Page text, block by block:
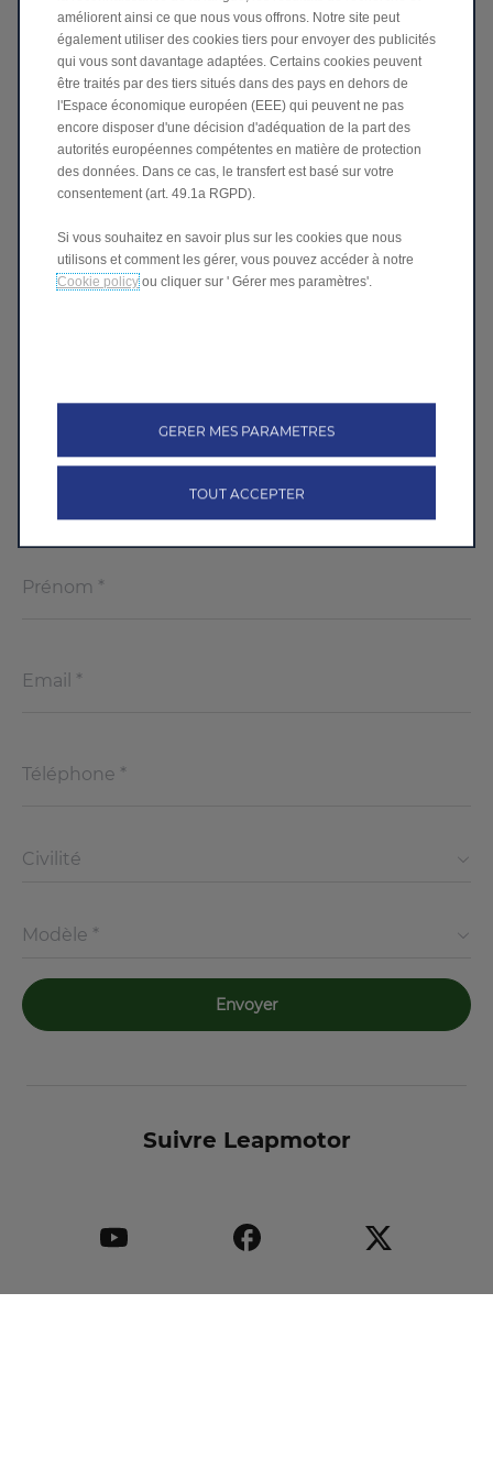
Demandez une offre à
Civilité
Modèle *
Envoyer
Suivre Leapmotor
améliorent ainsi ce que nous vous offrons. Notre site peut
également utiliser des cookies tiers pour envoyer des publicités
qui vous sont davantage adaptées. Certains cookies peuvent
être traités par des tiers situés dans des pays en dehors de
l'Espace économique européen (EEE) qui peuvent ne pas
encore disposer d'une décision d'adéquation de la part des
autorités européennes compétentes en matière de protection
des données. Dans ce cas, le transfert est basé sur votre
consentement (art. 49.1a RGPD).
Si vous souhaitez en savoir plus sur les cookies que nous
utilisons et comment les gérer, vous pouvez accéder à notre
Cookie policyou cliquer sur ' Gérer mes paramètres'.
GERER MES PARAMETRES
TOUT ACCEPTER